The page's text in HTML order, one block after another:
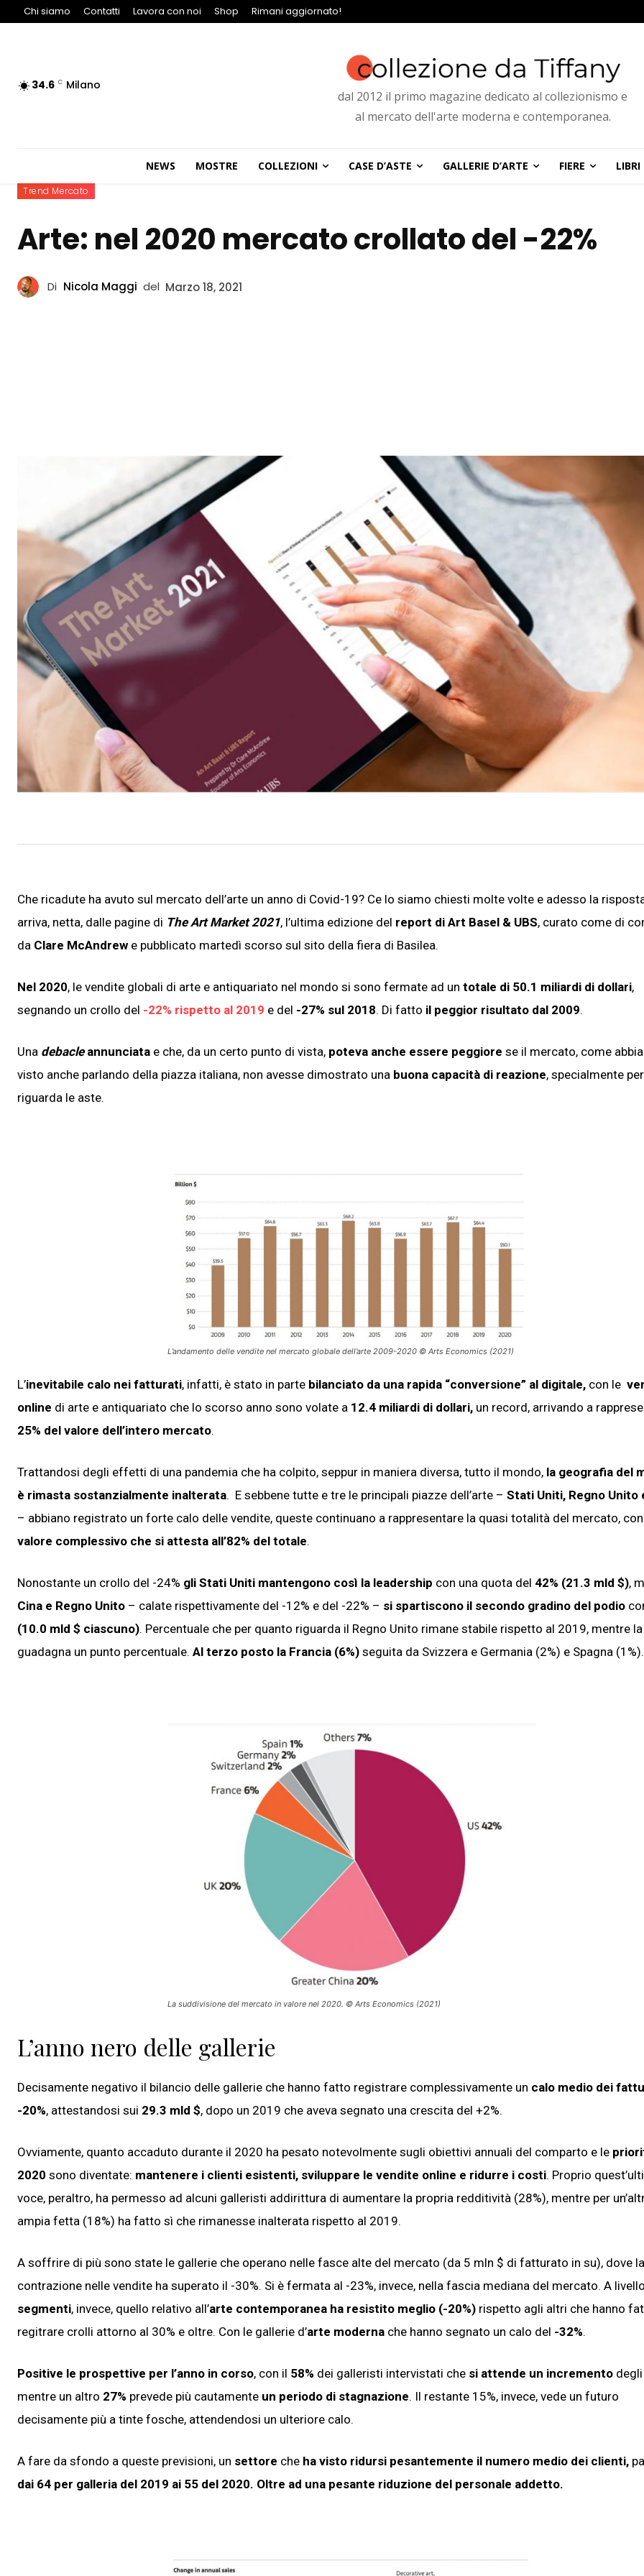
Chi siamo Contatti Lavora con noi Shop Rimani aggiornato!
34.6 C Milano
dal 2012 il primo magazine dedicato al collezionismo e
al mercato dell'arte moderna e contemporanea.
NEWS MOSTRE COLLEZIONI CASE D’ASTE GALLERIE D’ARTE FIERE LIBRI
Trend Mercato
Arte: nel 2020 mercato crollato del -22%
Di Nicola Maggi del Marzo 18, 2021
Che ricadute ha avuto sul mercato dell’arte un anno di Covid-19? Ce lo siamo chiesti molte volte e adesso la
arriva, netta, dalle pagine di The Art Market 2021, l’ultima edizione del report di Art Basel & UBS, curato come di
da Clare McAndrew e pubblicato martedì scorso sul sito della fiera di Basilea.
Nel 2020, le vendite globali di arte e antiquariato nel mondo si sono fermate ad un totale di 50.1 miliardi di dollari,
segnando un crollo del -22% rispetto al 2019 e del -27% sul 2018. Di fatto il peggior risultato dal 2009.
Una debacleannunciata e che, da un certo punto di vista, poteva anche essere peggiore se il mercato, come
visto anche parlando della piazza italiana, non avesse dimostrato una buona capacità di reazione, specialmente
riguarda le aste.
L’andamento delle vendite nel mercato globale dell’arte 2009-2020 © Arts Economics (2021)
L’inevitabile calo nei fatturati, infatti, è stato in parte bilanciato da una rapida “conversione” al digitale, con le
online di arte e antiquariato che lo scorso anno sono volate a 12.4 miliardi di dollari, un record, arrivando a
25% del valore dell’intero mercato.
Trattandosi degli effetti di una pandemia che ha colpito, seppur in maniera diversa, tutto il mondo, la geografia del
è rimasta sostanzialmente inalterata. E sebbene tutte e tre le principali piazze dell’arte – Stati Uniti, Regno Unito
– abbiano registrato un forte calo delle vendite, queste continuano a rappresentare la quasi totalità del mercato,
valore complessivo che si attesta all’82% del totale.
Nonostante un crollo del -24% gli Stati Uniti mantengono così la leadership con una quota del 42% (21.3 mld $),
Cina e Regno Unito – calate rispettivamente del -12% e del -22% – si spartiscono il secondo gradino del podio
(10.0 mld $ ciascuno). Percentuale che per quanto riguarda il Regno Unito rimane stabile rispetto al 2019, mentre la
guadagna un punto percentuale. Al terzo posto la Francia (6%) seguita da Svizzera e Germania (2%) e Spagna (1%).
La suddivisione del mercato in valore nel 2020. © Arts Economics (2021)
L’anno nero delle gallerie
Decisamente negativo il bilancio delle gallerie che hanno fatto registrare complessivamente un calo medio dei
-20%, attestandosi sui 29.3 mld $, dopo un 2019 che aveva segnato una crescita del +2%.
Ovviamente, quanto accaduto durante il 2020 ha pesato notevolmente sugli obiettivi annuali del comparto e le
2020 sono diventate: mantenere i clienti esistenti, sviluppare le vendite online e ridurre i costi. Proprio
voce, peraltro, ha permesso ad alcuni galleristi addirittura di aumentare la propria redditività (28%), mentre per
ampia fetta (18%) ha fatto sì che rimanesse inalterata rispetto al 2019.
A soffrire di più sono state le gallerie che operano nelle fasce alte del mercato (da 5 mln $ di fatturato in su), dove la
contrazione nelle vendite ha superato il -30%. Si è fermata al -23%, invece, nella fascia mediana del mercato. A
segmenti, invece, quello relativo all’arte contemporanea ha resistito meglio (-20%) rispetto agli altri che hanno
regitrare crolli attorno al 30% e oltre. Con le gallerie d’arte moderna che hanno segnato un calo del -32%.
Positive le prospettive per l’anno in corso, con il 58% dei galleristi intervistati che si attende un incremento
mentre un altro 27% prevede più cautamente un periodo di stagnazione. Il restante 15%, invece, vede un futuro
decisamente più a tinte fosche, attendendosi un ulteriore calo.
A fare da sfondo a queste previsioni, un settore che ha visto ridursi pesantemente il numero medio dei clienti,
dai 64 per galleria del 2019 ai 55 del 2020. Oltre ad una pesante riduzione del personale addetto.